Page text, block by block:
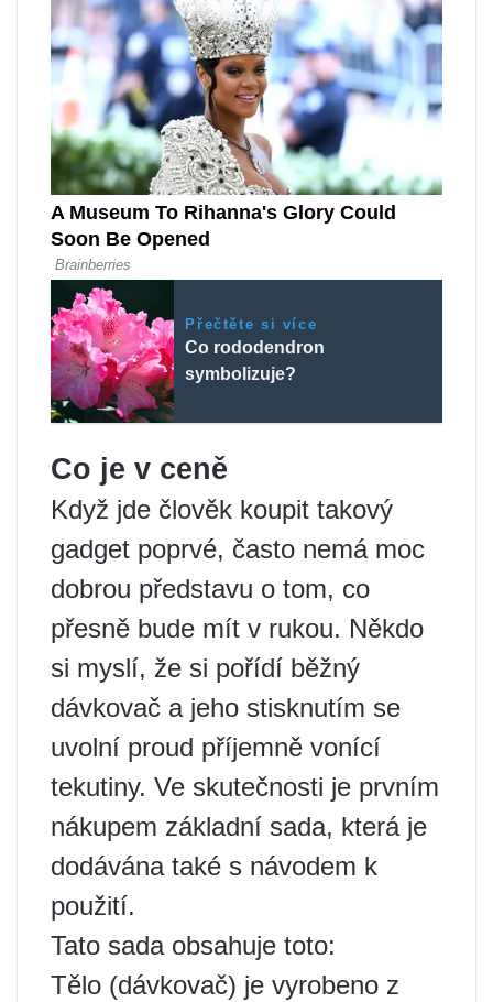
Přečtěte si více
Co rododendron
symbolizuje?
Co je v ceně
Když jde člověk koupit takový
gadget poprvé, často nemá moc
dobrou představu o tom, co
přesně bude mít v rukou. Někdo
si myslí, že si pořídí běžný
dávkovač a jeho stisknutím se
uvolní proud příjemně vonící
tekutiny. Ve skutečnosti je prvním
nákupem základní sada, která je
dodávána také s návodem k
použití.
Tato sada obsahuje toto:
Tělo (dávkovač) je vyrobeno z